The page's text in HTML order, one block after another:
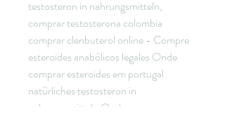
testosteron in nahrungsmitteln,
comprar testosterona colombia
comprar clenbuterol online - Compre
esteroides anabólicos legales Onde
comprar esteroides em portugal
natürliches testosteron in
nahrungsmitteln Onde comprar